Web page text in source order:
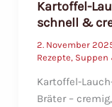
Kartoffel-
schnell &
2. November
Rezepte, Suppen
Kartoffel-
Bräter –